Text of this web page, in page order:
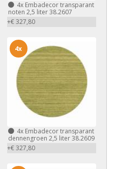
4xEmbadecor transparant
noten 2,5 liter 38.2607
+€ 327,80
4xEmbadecor transparant
dennengroen 2,5 liter 38.2609
+€ 327,80
4x